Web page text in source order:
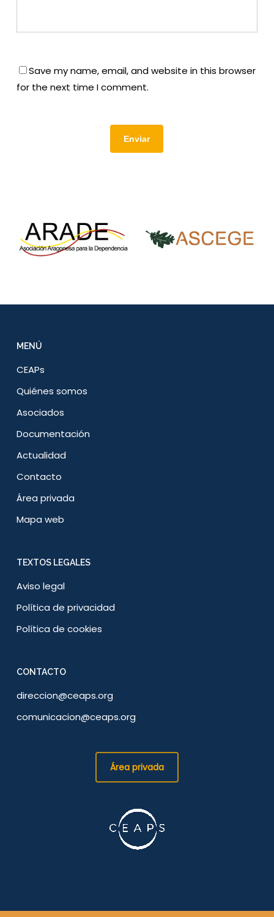
Save my name, email, and website in this browser
for the next time I comment.
MENÚ
CEAPs
Quiénes somos
Asociados
Documentación
Actualidad
Contacto
Área privada
Mapa web
TEXTOS LEGALES
Aviso legal
Política de privacidad
Política de cookies
CONTACTO
direccion@ceaps.org
comunicacion@ceaps.org
Área privada